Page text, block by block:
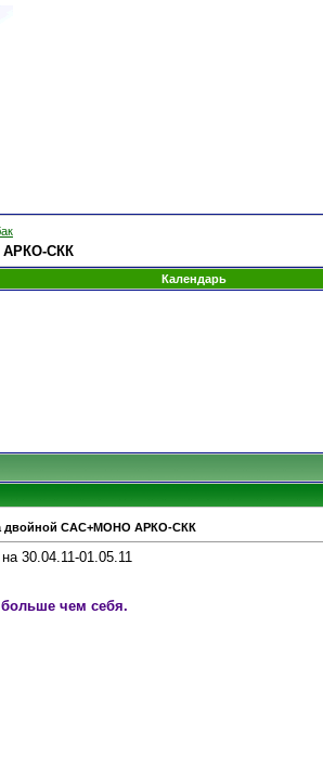
АРКО-СКК
Календарь
двойной САС+МОНО АРКО-СКК
30.04.11-01.05.11
больше чем себя.